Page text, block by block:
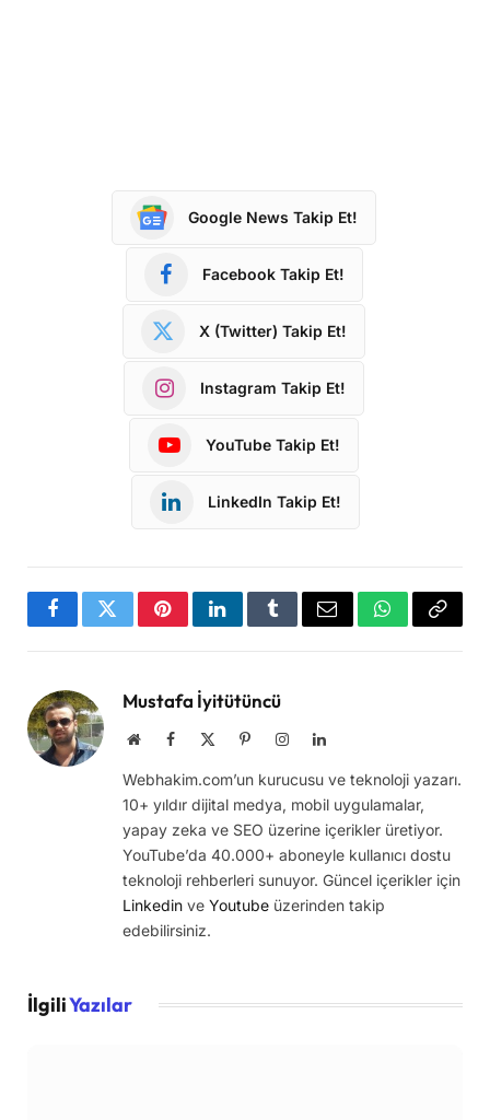
Google News Takip Et!
Facebook Takip Et!
X (Twitter) Takip Et!
Instagram Takip Et!
YouTube Takip Et!
LinkedIn Takip Et!
FacebookTwitterPinterestLinkedInTumblrEmail WhatsApp
Copy
Mustafa İyitütüncü
WebsiteFacebook PinterestInstagramLinkedIn
Webhakim.com’un kurucusu ve teknoloji yazarı.
10+ yıldır dijital medya, mobil uygulamalar,
yapay zeka ve SEO üzerine içerikler üretiyor.
YouTube’da 40.000+ aboneyle kullanıcı dostu
teknoloji rehberleri sunuyor. Güncel içerikler için
Linkedin ve Youtube üzerinden takip
edebilirsiniz.
İlgiliYazılar